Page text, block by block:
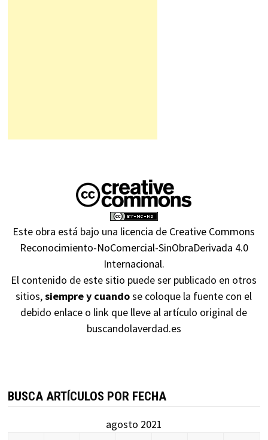
Este obra está bajo una licencia de Creative Commons
Reconocimiento-NoComercial-SinObraDerivada 4.0
Internacional.
El contenido de este sitio puede ser publicado en otros
sitios,siempre y cuandose coloque la fuente con el
debido enlace o link que lleve al artículo original de
buscandolaverdad.es
BUSCA ARTÍCULOS POR FECHA
agosto 2021